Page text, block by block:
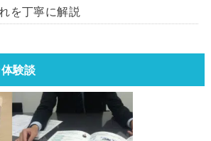
を丁寧に解説
験談